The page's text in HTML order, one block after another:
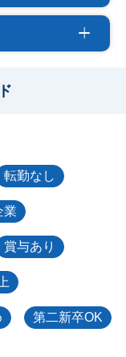
転勤なし
業
賞与あり
第二新卒OK